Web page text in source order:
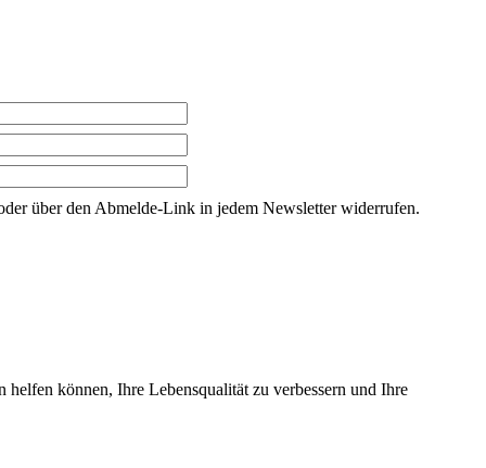
über den Abmelde-Link in jedem Newsletter widerrufen.
können, Ihre Lebensqualität zu verbessern und Ihre